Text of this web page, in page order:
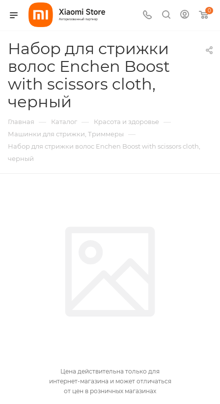
0
Набор для стрижки
волос Enchen Boost
with scissors cloth,
черный
Главная — Каталог — Красота и здоровье —
Машинки для стрижки, Триммеры —
Набор для стрижки волос Enchen Boost with scissors cloth,
черный
Цена действительна только для
интернет-магазина и может отличаться
от цен в розничных магазинах